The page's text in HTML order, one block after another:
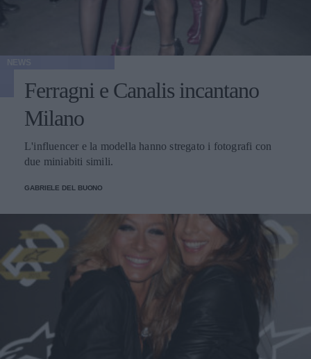
Ferragni e Canalis incantano
Milano
L'influencer e la modella hanno stregato i fotografi con
due miniabiti simili.
GABRIELE DEL BUONO